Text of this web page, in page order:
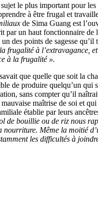
le plus important pour
à être frugal et
de Sima Guang est
par un haut fonctionnaire de
des points de sagesse qu’il
frugalité à l’extravagance,
à la frugalité ».
que quelle que soit la
de produire quelqu’un qui
sans compter qu’il
mauvaise maîtrise de soi et
établie par leurs
de bouillie ou de riz nous
nourriture. Même la moitié
les difficultés à